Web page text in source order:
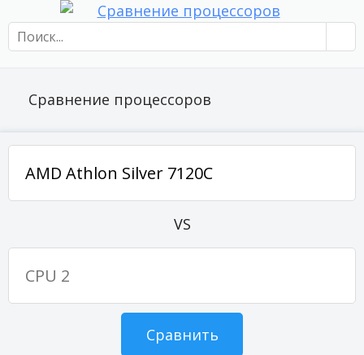
Сравнение процессоров
VS